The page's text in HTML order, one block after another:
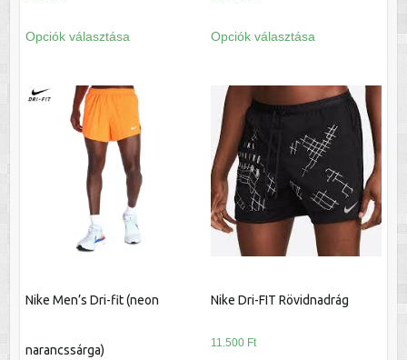
Opciók választása
a
több
variációja
van.
A
változatok
a
termékoldalon
választhatók
Opciók választása
a
több
variációja
van.
A
változatok
a
termékoldalon
választhatók
Nike Men’s Dri-fit (neon
narancssárga)
Nike Dri-FIT Rövidnadrág
11.500 Ft